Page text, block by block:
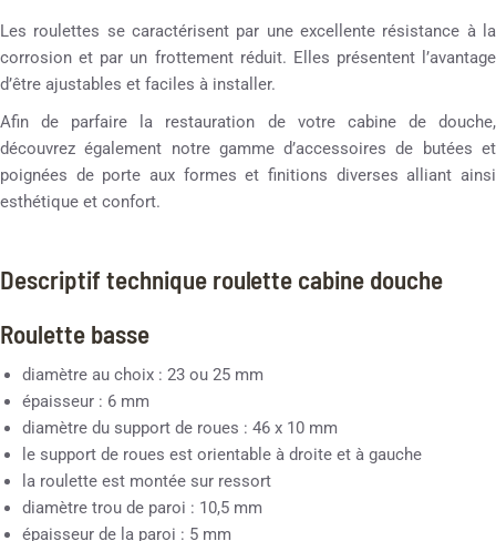
Les roulettes se caractérisent par une excellente résistance à la
corrosion et par un frottement réduit. Elles présentent l’avantage
d’être ajustables et faciles à installer.
Afin de parfaire la restauration de votre cabine de douche,
découvrez également notre gamme d’accessoires de butées et
poignées de porte aux formes et finitions diverses alliant ainsi
esthétique et confort.
Descriptif technique roulette cabine douche
Roulette basse
diamètre au choix : 23 ou 25 mm
épaisseur : 6 mm
diamètre du support de roues : 46 x 10 mm
le support de roues est orientable à droite et à gauche
la roulette est montée sur ressort
diamètre trou de paroi : 10,5 mm
épaisseur de la paroi : 5 mm